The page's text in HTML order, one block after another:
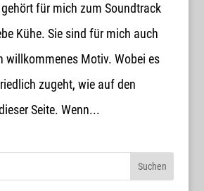
für mich zum Soundtrack
Kühe. Sie sind für mich auch
willkommenes Motiv. Wobei es
zugeht, wie auf den
Seite. Wenn...